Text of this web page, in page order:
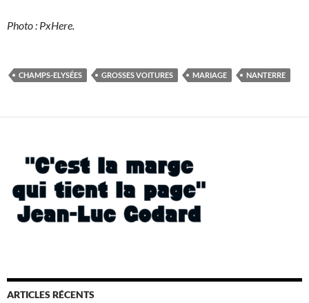
Photo : PxHere.
CHAMPS-ELYSÉES GROSSES VOITURES MARIAGE NANTERRE
ARTICLES RÉCENTS